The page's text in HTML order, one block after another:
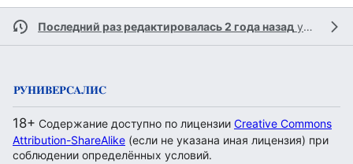
Последний раз редактировалась 2 года назад участником
18+ Содержание доступно по лицензии Creative Commons
Attribution-ShareAlike (если не указана иная лицензия) при
соблюдении определённых условий.